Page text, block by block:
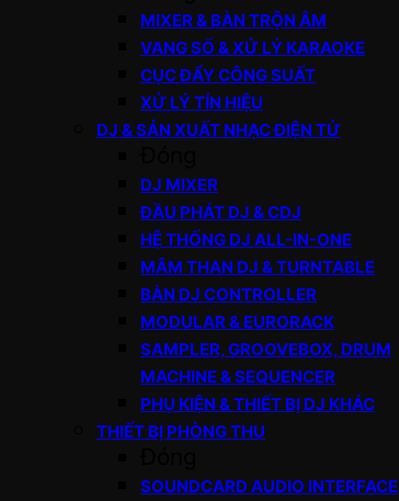
MIXER & BÀN TRỘN ÂM
VANG SỐ & XỬ LÝ KARAOKE
CỤC ĐẨY CÔNG SUẤT
XỬ LÝ TÍN HIỆU
DJ & SẢN XUẤT NHẠC ĐIỆN TỬ
DJ MIXER
ĐẦU PHÁT DJ & CDJ
HỆ THỐNG DJ ALL-IN-ONE
MÂM THAN DJ & TURNTABLE
BÀN DJ CONTROLLER
MODULAR & EURORACK
SAMPLER, GROOVEBOX, DRUM
MACHINE & SEQUENCER
PHỤ KIỆN & THIẾT BỊ DJ KHÁC
THIẾT BỊ PHÒNG THU
SOUNDCARD AUDIO INTERFACE